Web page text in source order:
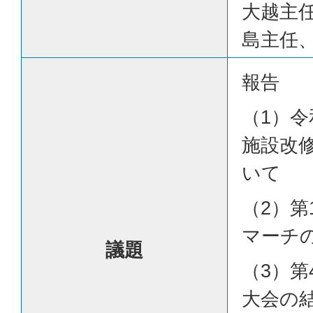
大越主
島主任
議題
報告
（1）
施設改
いて
（2）
マーチ
（3）
大会の